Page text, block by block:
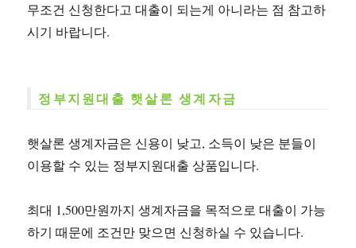
무조건 신청한다고 대출이 되는게 아니라는 점 참고하
시기 바랍니다.
정부지원대출 햇살론 생계자금
햇살론 생계자금은 신용이 낮고, 소득이 낮은 분들이
이용할 수 있는 정부지원대출 상품입니다.
최대 1,500만원까지 생계자금을 목적으로 대출이 가능
하기 때문에 조건만 맞으면 신청하실 수 있습니다.